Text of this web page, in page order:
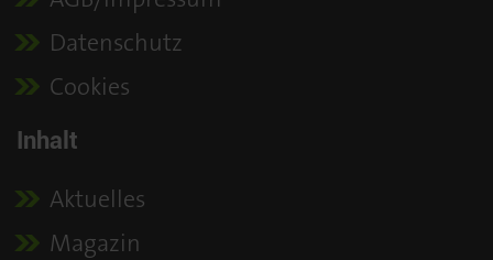
Datenschutz
Cookies
Inhalt
Aktuelles
Magazin